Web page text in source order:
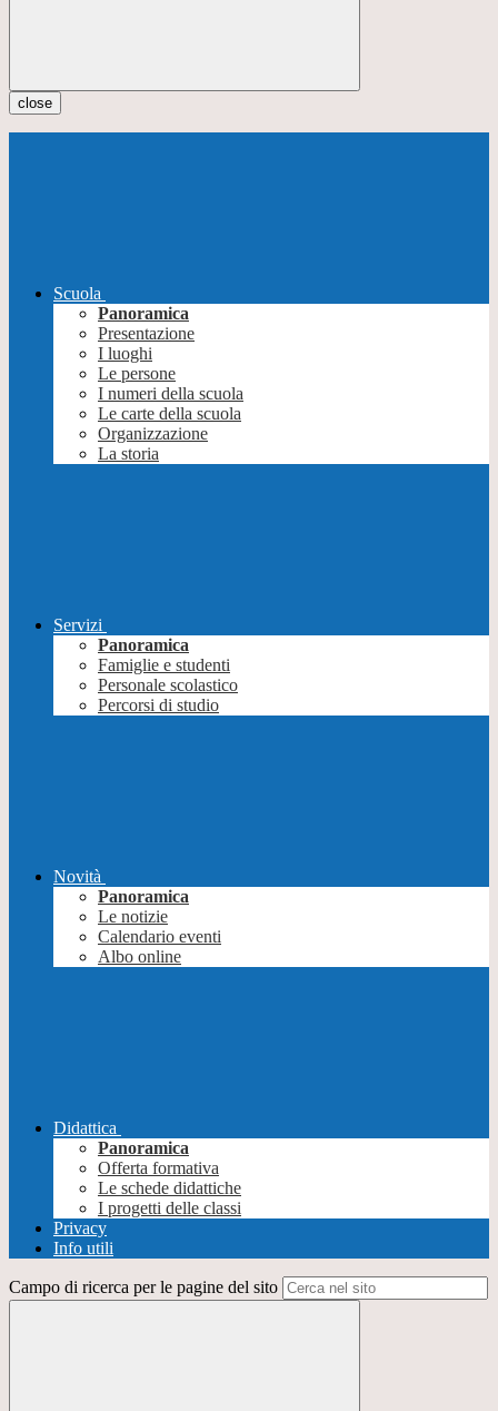
close
Scuola
Panoramica
Presentazione
I luoghi
Le persone
I numeri della scuola
Le carte della scuola
Organizzazione
La storia
Servizi
Panoramica
Famiglie e studenti
Personale scolastico
Percorsi di studio
Novità
Panoramica
Le notizie
Calendario eventi
Albo online
Didattica
Panoramica
Offerta formativa
Le schede didattiche
I progetti delle classi
Privacy
Info utili
Campo di ricerca per le pagine del sito